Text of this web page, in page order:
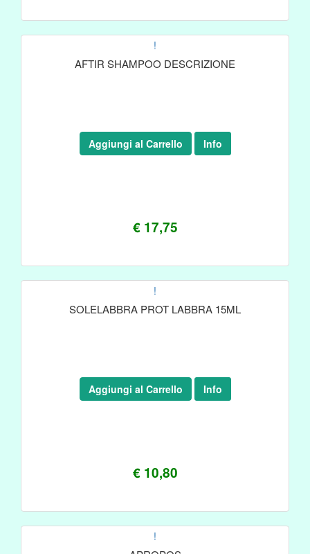
!
AFTIR SHAMPOO DESCRIZIONE
€ 17,75
Aggiungi al Carrello Info
!
SOLELABBRA PROT LABBRA 15ML
€ 10,80
Aggiungi al Carrello Info
!